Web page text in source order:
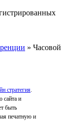
» Часовой
стратегия
сайта и
быть
печатную и